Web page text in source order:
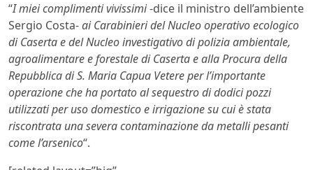
“I miei complimenti vivissimi-dice il ministro dell’ambiente
Sergio Costa-ai Carabinieri del Nucleo operativo ecologico
di Caserta e del Nucleo investigativo di polizia ambientale,
agroalimentare e forestale di Caserta e alla Procura della
Repubblica di S. Maria Capua Vetere per l’importante
operazione che ha portato al sequestro di dodici pozzi
utilizzati per uso domestico e irrigazione su cui è stata
riscontrata una severa contaminazione da metalli pesanti
come l’arsenico“.